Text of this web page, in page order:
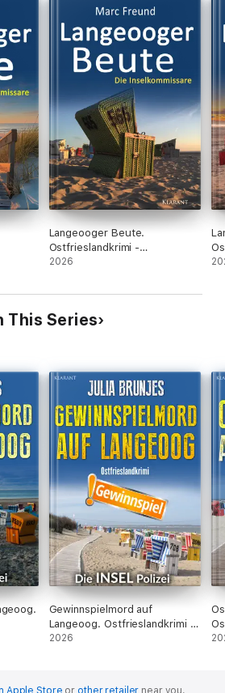
Langeooger Beute.
Ostfrieslandkrimi -
Nordseekrimi
2026
This Series
Gewinnspielmord auf
Langeoog. Ostfrieslandkrimi -
Nordseekrimi - Inselkrimi
2026
Apple Store or other retailer near you.